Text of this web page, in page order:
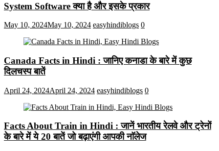
System Software क्या है और इसके प्रकार
May 10, 2024May 10, 2024 easyhindiblogs 0
Canada Facts in Hindi : जानिए कनाडा के बारे में कुछ
दिलचस्प बातें
April 24, 2024April 24, 2024 easyhindiblogs 0
Facts About Train in Hindi : जानें भारतीय रेलवे और ट्रेनों
के बारे में ये 20 बातें जो बढ़ाएंगी आपकी नाॅलेज